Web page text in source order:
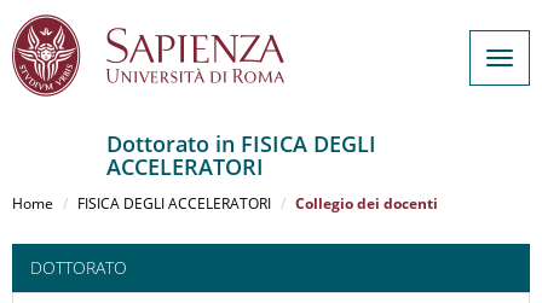
al
principale
Dottorato in FISICA DEGLI
ACCELERATORI
Home FISICA DEGLI ACCELERATORI Collegio dei docenti
DOTTORATO